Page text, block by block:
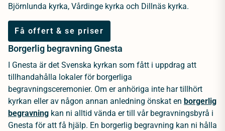
Björnlunda kyrka, Vårdinge kyrka och Dillnäs kyrka.
Få offert & se priser
Borgerlig begravning Gnesta
I Gnesta är det Svenska kyrkan som fått i uppdrag att
tillhandahålla lokaler för borgerliga
begravningsceremonier. Om er anhöriga inte har tillhört
kyrkan eller av någon annan anledning önskat en borgerlig
begravning kan ni alltid vända er till vår begravningsbyrå i
Gnesta för att få hjälp. En borgerlig begravning kan ni hålla